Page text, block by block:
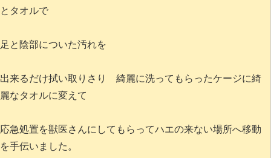
とタオルで
足と陰部についた汚れを
出来るだけ拭い取りさり 綺麗に洗ってもらったケージに綺
麗なタオルに変えて
応急処置を獣医さんにしてもらってハエの来ない場所へ移動
を手伝いました。